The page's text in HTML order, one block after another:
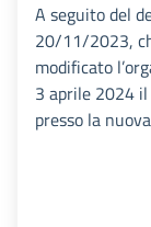
A seguito del
20/11/2023,
modificato
3 aprile 2024
presso la